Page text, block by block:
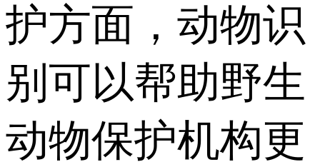
护方面，动物识
别可以帮助野生
动物保护机构更